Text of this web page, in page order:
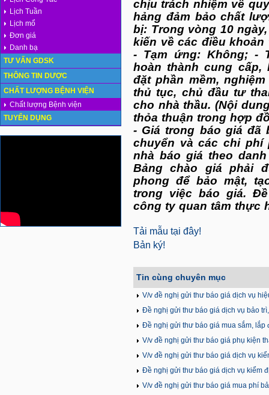
Lịch Tuần
Lịch mổ
Đơn giá
Danh bạ
TƯ VẤN GDSK
THÔNG TIN DƯỢC
CHẤT LƯỢNG BỆNH VIỆN
Chất lượng Bệnh viện
TUYỂN DỤNG
chịu trách nhiệm về
hảng đảm bảo chất
bị: Trong vòng 10
kiến về các điều
- Tạm ứng: Không; -
hoàn thành cung
đặt phần mềm,
thủ tục, chủ đầu tư
cho nhà thầu. (Nội
thỏa thuận trong hợp
- Giá trong báo giá đã
chuyển và các chi phí
nhà báo giá theo
Bảng chào giá phải
phong để bảo mật,
trong việc báo giá.
công ty quan tâm thực
Tải mẫu tại đây!
Bản ký!
Tin cùng chuyên mục
V/v đề nghị gửi thư báo giá dịch vụ
Đề nghị gửi thư báo giá dịch vụ bảo
tạo
Đề nghị gửi thư báo giá mua sắm, lắp
bệnh viện và tại trụ sở của TTYT
V/v đề nghị gửi thư báo giá phụ kiện
V/v đề nghị gửi thư báo giá dịch vụ
Đề nghị gửi thư báo giá dịch vụ kiểm
V/v đề nghị gửi thư báo giá mua phí